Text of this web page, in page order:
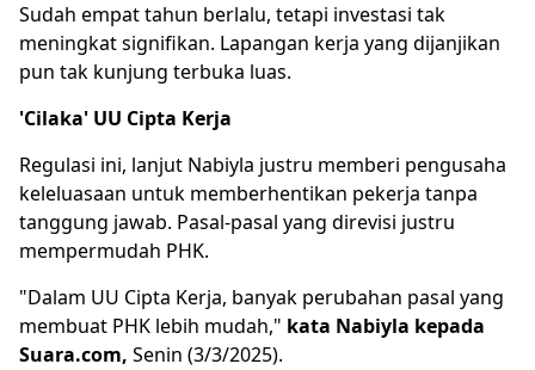
Sudah empat tahun berlalu, tetapi investasi tak
meningkat signifikan. Lapangan kerja yang dijanjikan
pun tak kunjung terbuka luas.
'Cilaka' UU Cipta Kerja
Regulasi ini, lanjut Nabiyla justru memberi pengusaha
keleluasaan untuk memberhentikan pekerja tanpa
tanggung jawab. Pasal-pasal yang direvisi justru
mempermudah PHK.
"Dalam UU Cipta Kerja, banyak perubahan pasal yang
membuat PHK lebih mudah," kata Nabiyla kepada
Suara.com, Senin (3/3/2025).